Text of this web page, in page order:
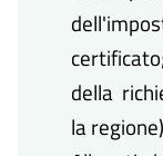
della
la regione)